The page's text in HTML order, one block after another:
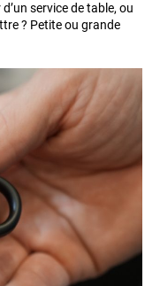
service de table, ou
? Petite ou grande